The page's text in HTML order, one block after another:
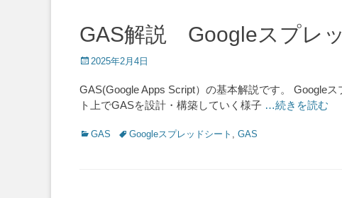
GAS解説 Googleスプレ
Posted
2025年2月4日
GAS(Google Apps Script）の基本解説です。 Google
ト上でGASを設計・構築していく様子 …続きを読む
Categories
GAS TagsGoogleスプレッドシート , GAS